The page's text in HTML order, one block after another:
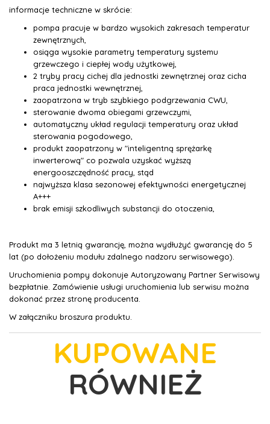
informacje techniczne w skrócie:
pompa pracuje w bardzo wysokich zakresach temperatur
zewnętrznych,
osiąga wysokie parametry temperatury systemu
grzewczego i ciepłej wody użytkowej,
2 tryby pracy cichej dla jednostki zewnętrznej oraz cicha
praca jednostki wewnętrznej,
zaopatrzona w tryb szybkiego podgrzewania CWU,
sterowanie dwoma obiegami grzewczymi,
automatyczny układ regulacji temperatury oraz układ
sterowania pogodowego,
produkt zaopatrzony w "inteligentną sprężarkę
inwerterową" co pozwala uzyskać wyższą
energooszczędność pracy, stąd
najwyższa klasa sezonowej efektywności energetycznej
A+++
brak emisji szkodliwych substancji do otoczenia,
Produkt ma 3 letnią gwarancję, można wydłużyć gwarancję do 5
lat (po dołożeniu modułu zdalnego nadzoru serwisowego).
Uruchomienia pompy dokonuje Autoryzowany Partner Serwisowy
bezpłatnie. Zamówienie usługi uruchomienia lub serwisu można
dokonać przez stronę producenta.
W załączniku broszura produktu.
KUPOWANE
RÓWNIEŻ